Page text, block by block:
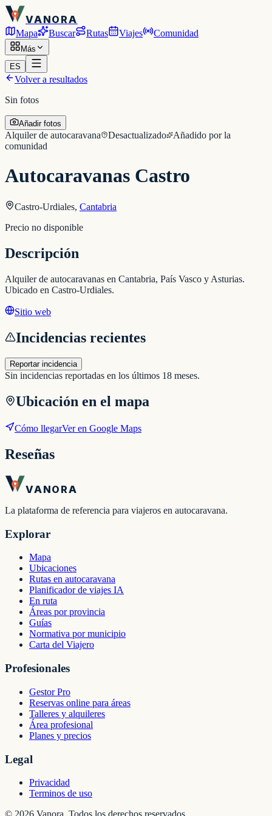
VANORA
Mapa Buscar Rutas Viajes Comunidad
Más
ES
Volver a resultados
Sin fotos
Añadir fotos
Alquiler de autocaravana Desactualizado
Añadido por la
comunidad
Autocaravanas Castro
Castro-Urdiales, Cantabria
Precio no disponible
Descripción
Alquiler de autocaravanas en Cantabria, País Vasco y Asturias.
Ubicado en Castro-Urdiales.
Sitio web
Incidencias recientes
Reportar incidencia
Sin incidencias reportadas en los últimos 18 meses.
Ubicación en el mapa
Cómo llegarVer en Google Maps
Reseñas
VANORA
La plataforma de referencia para viajeros en autocaravana.
Explorar
Mapa
Ubicaciones
Rutas en autocaravana
Planificador de viajes IA
En ruta
Áreas por provincia
Guías
Normativa por municipio
Carta del Viajero
Profesionales
Gestor Pro
Reservas online para áreas
Talleres y alquileres
Área profesional
Planes y precios
Legal
Privacidad
Terminos de uso